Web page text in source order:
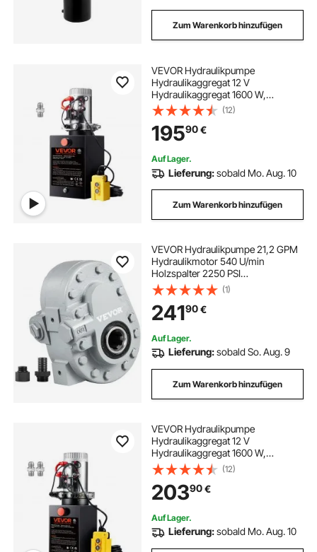
Zum Warenkorb hinzufügen
VEVOR Hydraulikpumpe
Hydraulikaggregat 12 V
Hydraulikaggregat 1600 W,
Einfachwirkende Hydraulikpumpe
Hydraulic Power Pack, 5 Gal Tank
Hand Pump Hydraulikaggregat, für
Aufzüge, Gabelstapler usw.
(12)
19590€
Auf Lager.
Lieferung:sobald Mo. Aug. 10
Zum Warenkorb hinzufügen
VEVOR Hydraulikpumpe 21,2 GPM
Hydraulikmotor 540 U/min
Holzspalter 2250 PSI
Hydraulikspalter SAE 12
Auslassanschluss Hydraulikpumpe
für Holzspalter für LKW-
Heckklappenhebebühne,
Scherenhebebühne, Kipp
(1)
24190€
Auf Lager.
Lieferung:sobald So. Aug. 9
Zum Warenkorb hinzufügen
VEVOR Hydraulikpumpe
Hydraulikaggregat 12 V
Hydraulikaggregat 1600 W,
Doppelwirkende Hydraulikpumpe
Hydraulic Power Pack, 2,5 Gal Tank
Hand Pump Hydraulikaggregat, für
Aufzüge, Gabelstapler usw.
(12)
20390€
Auf Lager.
Lieferung:sobald Mo. Aug. 10